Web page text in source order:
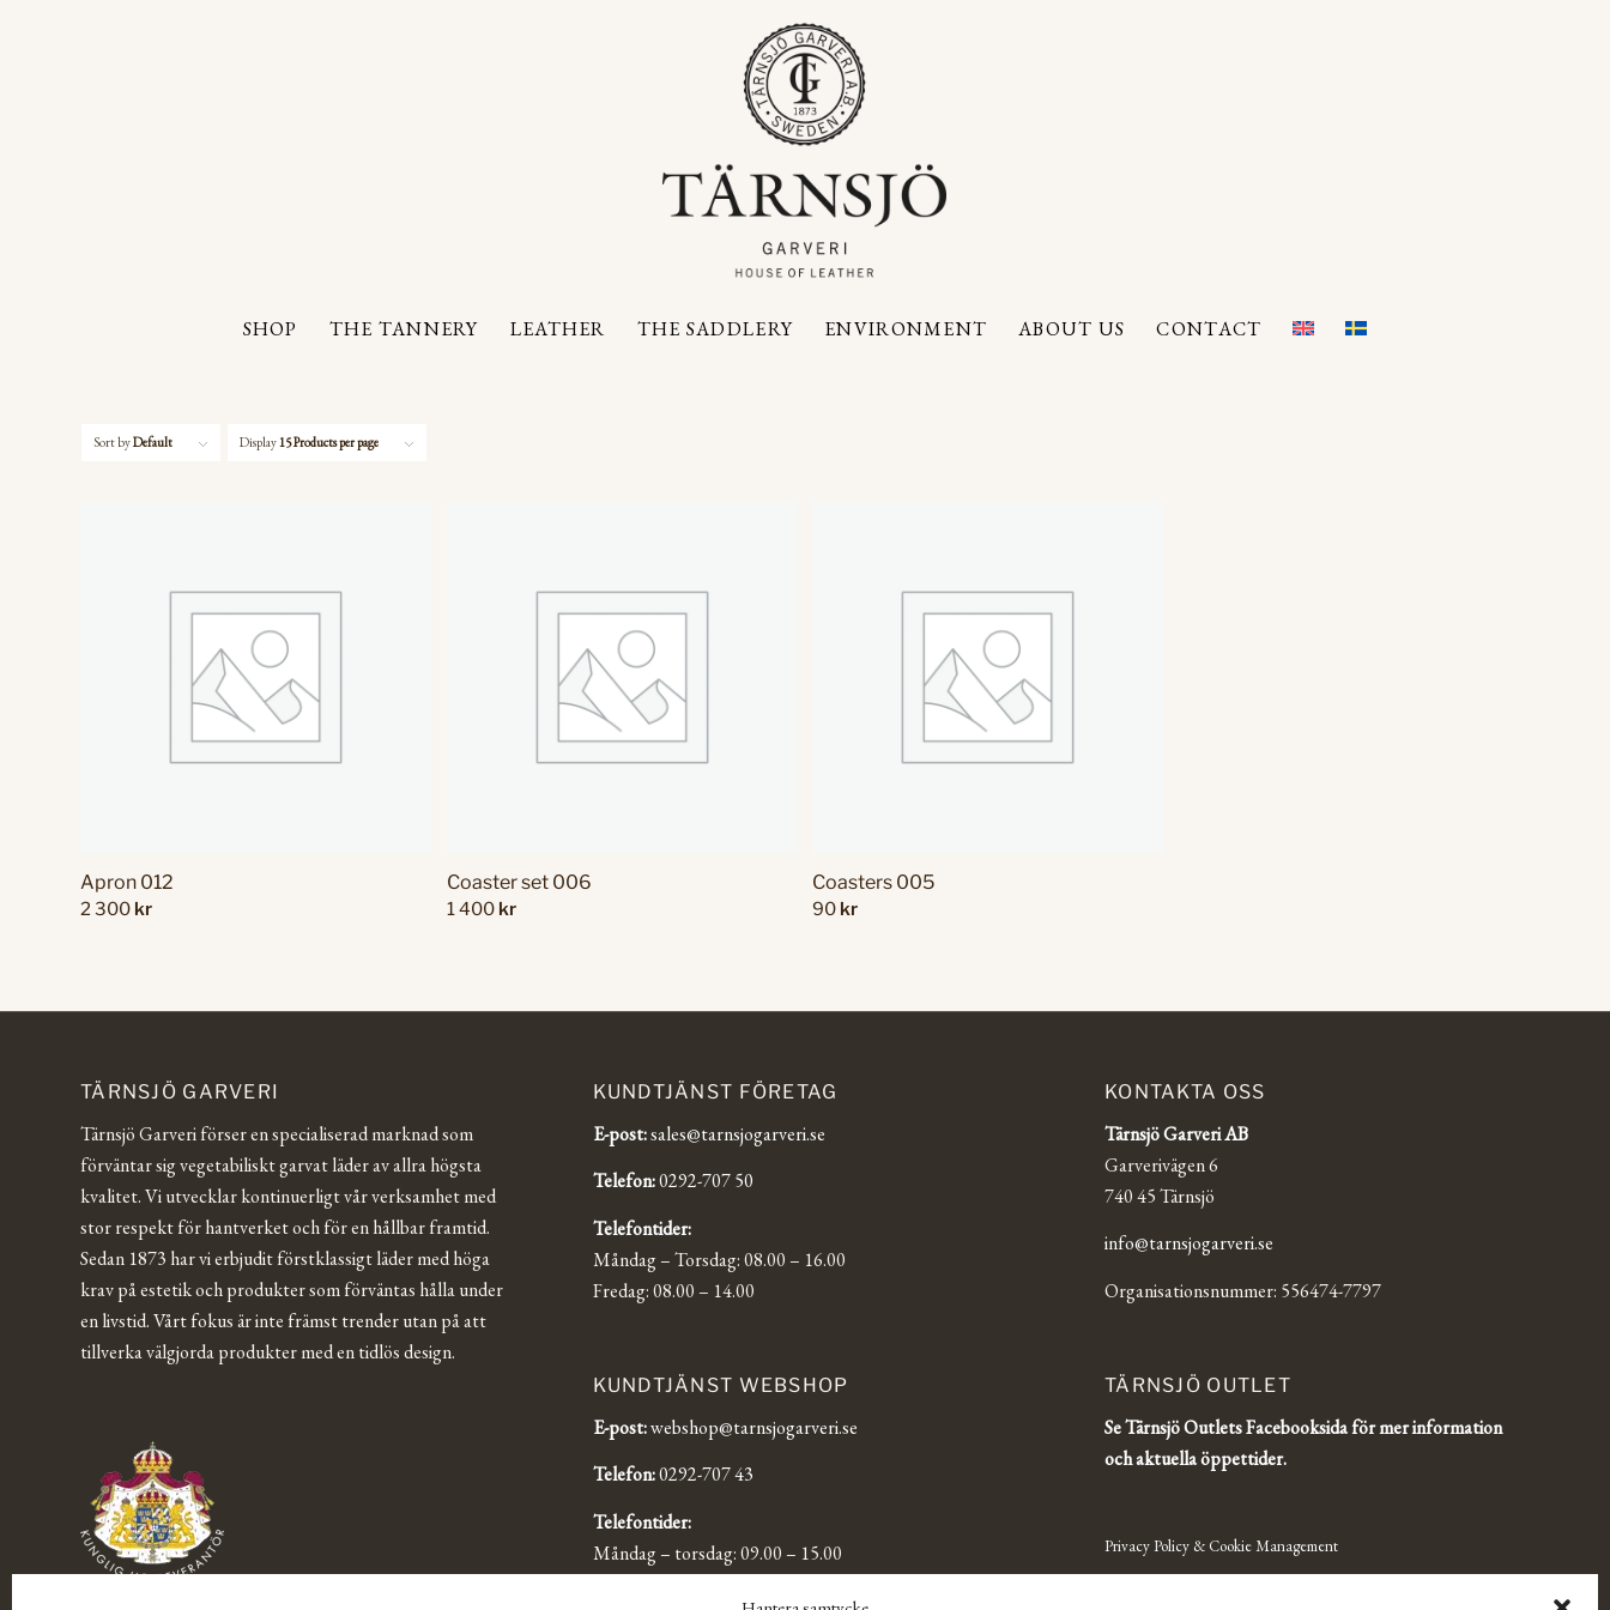
SHOP THE TANNERY LEATHER THE SADDLERY ENVIRONMENT ABOUT US CONTACT
Sort byDefault Display15 Products per page
Apron 012
2 300 kr
Coaster set 006
1 400 kr
Coasters 005
90 kr
TÄRNSJÖ GARVERI
Tärnsjö Garveri förser en specialiserad marknad som
förväntar sig vegetabiliskt garvat läder av allra högsta
kvalitet. Vi utvecklar kontinuerligt vår verksamhet med
stor respekt för hantverket och för en hållbar framtid.
Sedan 1873 har vi erbjudit förstklassigt läder med höga
krav på estetik och produkter som förväntas hålla under
en livstid. Vårt fokus är inte främst trender utan på att
tillverka välgjorda produkter med en tidlös design.
KUNDTJÄNST FÖRETAG
E-post:sales@tarnsjogarveri.se
Telefon:0292-707 50
Telefontider:
Måndag – Torsdag: 08.00 – 16.00
Fredag: 08.00 – 14.00
KUNDTJÄNST WEBSHOP
E-post:webshop@tarnsjogarveri.se
Telefon:0292-707 43
Telefontider:
Måndag – torsdag: 09.00 – 15.00
KONTAKTA OSS
Tärnsjö Garveri AB
Garverivägen 6
740 45 Tärnsjö
info@tarnsjogarveri.se
Organisationsnummer: 556474-7797
TÄRNSJÖ OUTLET
Se Tärnsjö Outlets Facebooksida för mer information
och aktuella öppettider.
Privacy Policy & Cookie Management